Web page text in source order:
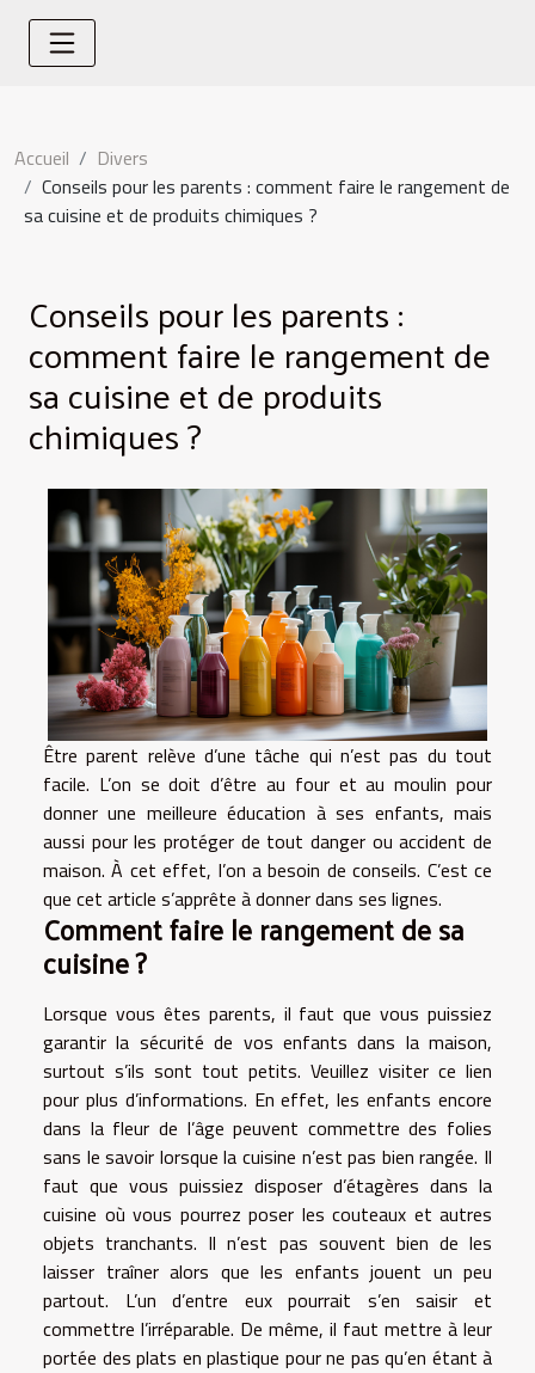
Accueil
Divers
Conseils pour les parents : comment faire le rangement de
sa cuisine et de produits chimiques ?
Conseils pour les parents :
comment faire le rangement de
sa cuisine et de produits
chimiques ?
Être parent relève d’une tâche qui n’est pas du tout
facile. L’on se doit d’être au four et au moulin pour
donner une meilleure éducation à ses enfants, mais
aussi pour les protéger de tout danger ou accident de
maison. À cet effet, l’on a besoin de conseils. C’est ce
que cet article s’apprête à donner dans ses lignes.
Comment faire le rangement de sa
cuisine ?
Lorsque vous êtes parents, il faut que vous puissiez
garantir la sécurité de vos enfants dans la maison,
surtout s’ils sont tout petits. Veuillez visiter ce lien
pour plus d’informations. En effet, les enfants encore
dans la fleur de l’âge peuvent commettre des folies
sans le savoir lorsque la cuisine n’est pas bien rangée. Il
faut que vous puissiez disposer d’étagères dans la
cuisine où vous pourrez poser les couteaux et autres
objets tranchants. Il n’est pas souvent bien de les
laisser traîner alors que les enfants jouent un peu
partout. L’un d’entre eux pourrait s’en saisir et
commettre l’irréparable. De même, il faut mettre à leur
portée des plats en plastique pour ne pas qu’en étant à